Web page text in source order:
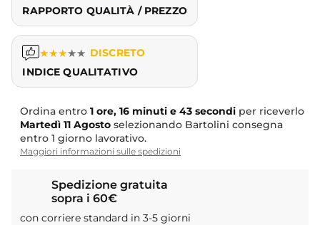
RAPPORTO QUALITÀ / PREZZO
★★★★★ DISCRETO
INDICE QUALITATIVO
Ordina entro 1 ore, 16 minuti e 43 secondi per riceverlo
Martedì 11 Agosto selezionando Bartolini consegna
entro 1 giorno lavorativo.
Maggiori informazioni sulle spedizioni
Spedizione gratuita
sopra i 60€
con corriere standard in 3-5 giorni